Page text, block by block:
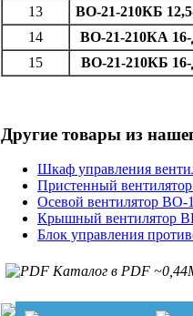
13
ВО-21-210КБ
14
ВО-21-210КА
15
ВО-21-210КБ
Другие товары из
Шкаф управления
Пристенный
Осевой вентилятор
Крышный вентилятор
Блок управления
Каталог в PDF